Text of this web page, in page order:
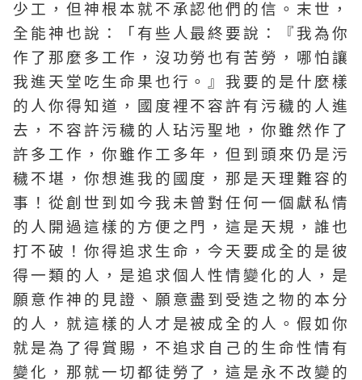
少工，但神根本就不承認他們的信。末世，
全能神也說：「有些人最終要說：『我為你
作了那麼多工作，沒功勞也有苦勞，哪怕讓
我進天堂吃生命果也行。』我要的是什麼樣
的人你得知道，國度裡不容許有污穢的人進
去，不容許污穢的人玷污聖地，你雖然作了
許多工作，你雖作工多年，但到頭來仍是污
穢不堪，你想進我的國度，那是天理難容的
事！從創世到如今我未曾對任何一個獻私情
的人開過這樣的方便之門，這是天規，誰也
打不破！你得追求生命，今天要成全的是彼
得一類的人，是追求個人性情變化的人，是
願意作神的見證、願意盡到受造之物的本分
的人，就這樣的人才是被成全的人。假如你
就是為了得賞賜，不追求自己的生命性情有
變化，那就一切都徒勞了，這是永不改變的